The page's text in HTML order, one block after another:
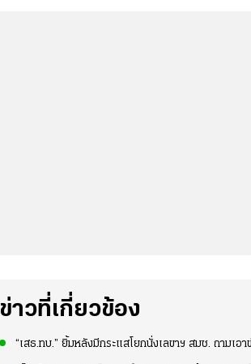
ข่าวที่เกี่ยวข้อง
“เสธ.ทบ.” ยิ้มหลังมีกระแสโยกนั่งเลขาฯ สมช. ถามเอา